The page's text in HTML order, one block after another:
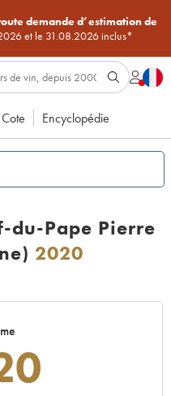
demande d’estimation de
et le 31.08.2026 inclus*
Cote Encyclopédie
du-Pape Pierre
2020